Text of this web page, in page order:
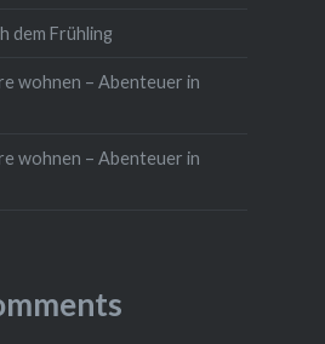
dem Frühling
wohnen – Abenteuer in
wohnen – Abenteuer in